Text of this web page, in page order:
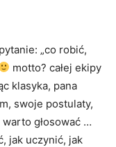
„co robić,
motto? całej ekipy
klasyka, pana
swoje postulaty,
głosować …
jak uczynić, jak